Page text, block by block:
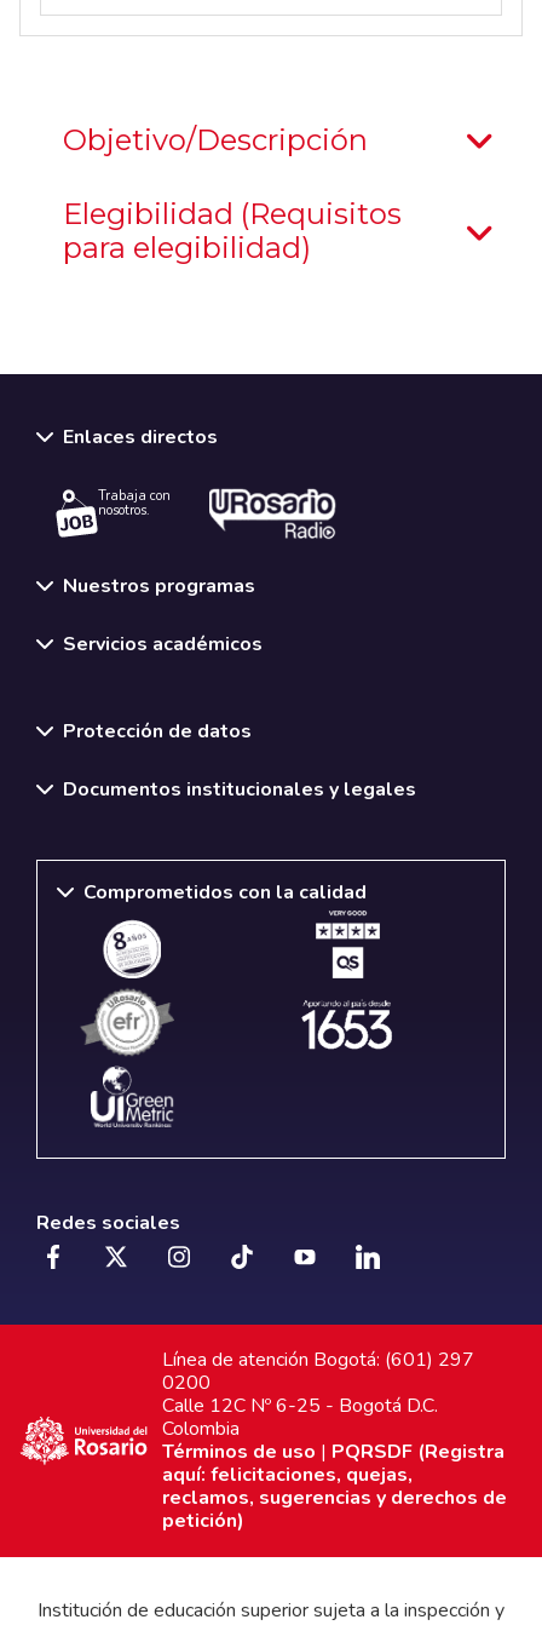
Objetivo/Descripción
Elegibilidad (Requisitos
para elegibilidad)
Enlaces directos
Trabaja con
nosotros.
Nuestros programas
Servicios académicos
Protección de datos
Documentos institucionales y legales
Comprometidos con la calidad
Redes sociales
Línea de atención Bogotá: (601) 297
0200
Calle 12C Nº 6-25 - Bogotá D.C.
Colombia
Términos de uso | PQRSDF (Registra
aquí: felicitaciones, quejas,
reclamos, sugerencias y derechos de
petición)
Institución de educación superior sujeta a la inspección y